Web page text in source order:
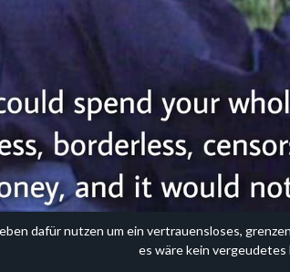
dafür nutzen um ein vertrauensloses,
es wäre kein vergeudetes